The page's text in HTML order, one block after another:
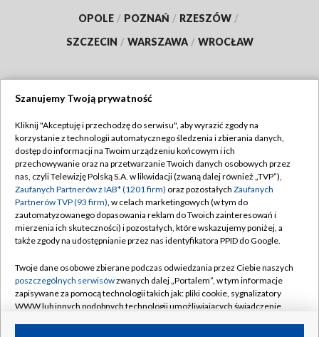
OPOLE / POZNAŃ / RZESZÓW /
SZCZECIN / WARSZAWA / WROCŁAW
TVP
Abonament TVP
Emisja w TVP
Centrum informacji TVP
Naziemna Telewizja Cyfrowa
Rada Programowa
System NOS
Informacje o nadawcy
Regulamin TVP
Polityka prywatności
Moje zgody
Pomoc
Kontakt
Kanały
Szanujemy Twoją prywatność
Kliknij "Akceptuję i przechodzę do serwisu", aby wyrazić zgody na
korzystanie z technologii automatycznego śledzenia i zbierania danych,
dostęp do informacji na Twoim urządzeniu końcowym i ich
przechowywanie oraz na przetwarzanie Twoich danych osobowych przez
nas, czyli Telewizję Polską S.A. w likwidacji (zwaną dalej również „TVP”),
Zaufanych Partnerów z IAB* (1201 firm) oraz pozostałych Zaufanych
Partnerów TVP (93 firm), w celach marketingowych (w tym do
zautomatyzowanego dopasowania reklam do Twoich zainteresowań i
mierzenia ich skuteczności) i pozostałych, które wskazujemy poniżej, a
także zgody na udostępnianie przez nas identyfikatora PPID do Google.
Twoje dane osobowe zbierane podczas odwiedzania przez Ciebie naszych
poszczególnych serwisówzwanych dalej „Portalem”, w tym informacje
zapisywane za pomocą technologii takich jak: pliki cookie, sygnalizatory
WWW lub innych podobnych technologii umożliwiających świadczenie